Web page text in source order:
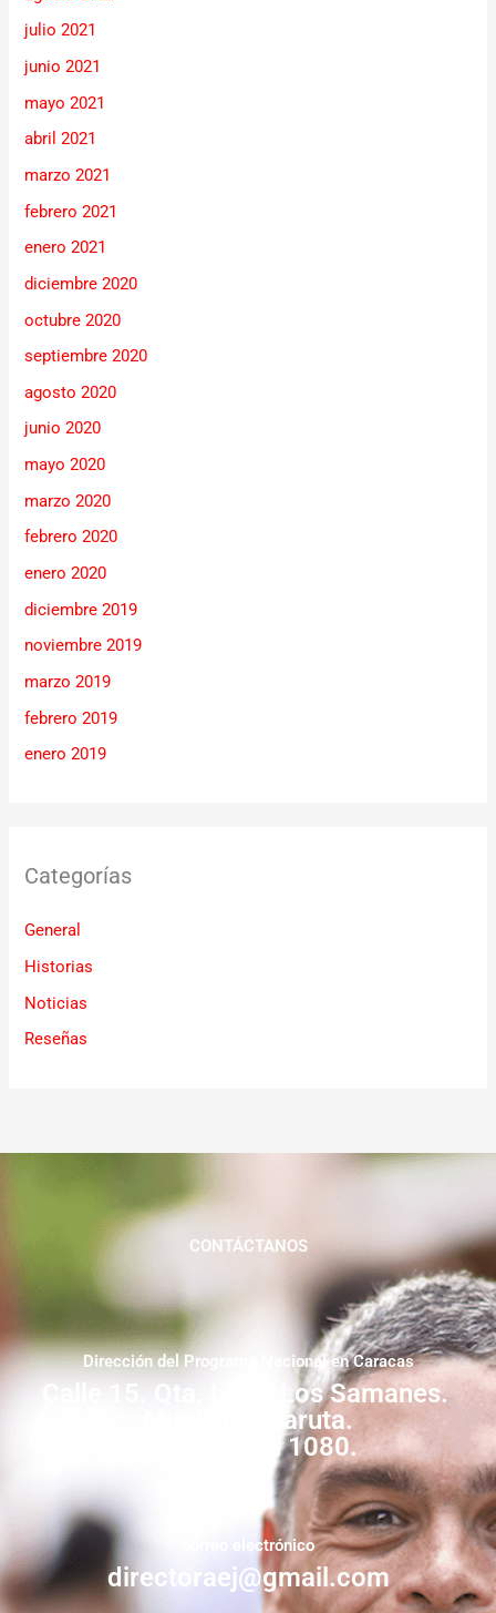
julio 2021
junio 2021
mayo 2021
abril 2021
marzo 2021
febrero 2021
enero 2021
diciembre 2020
octubre 2020
septiembre 2020
agosto 2020
junio 2020
mayo 2020
marzo 2020
febrero 2020
enero 2020
diciembre 2019
noviembre 2019
marzo 2019
febrero 2019
enero 2019
Categorías
General
Historias
Noticias
Reseñas
CONTÁCTANOS
Dirección del Programa Nacional en Caracas
Calle 15. Qta. Livia. Los Samanes.
Municipio Baruta.
Zona Postal 1080.
correo electrónico
directoraej@gmail.com